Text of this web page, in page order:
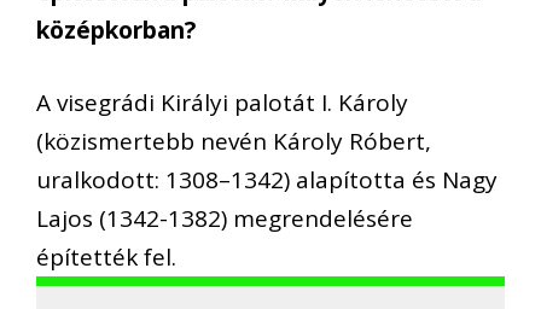
középkorban?
A visegrádi Királyi palotát I. Károly
(közismertebb nevén Károly Róbert,
uralkodott: 1308–1342) alapította és Nagy
Lajos (1342-1382) megrendelésére
építették fel.